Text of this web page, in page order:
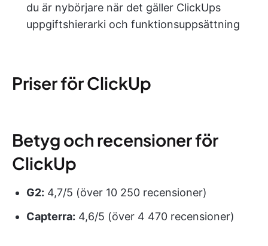
du är nybörjare när det gäller ClickUps
uppgiftshierarki och funktionsuppsättning
Priser för ClickUp
Betyg och recensioner för
ClickUp
G2: 4,7/5 (över 10 250 recensioner)
Capterra: 4,6/5 (över 4 470 recensioner)